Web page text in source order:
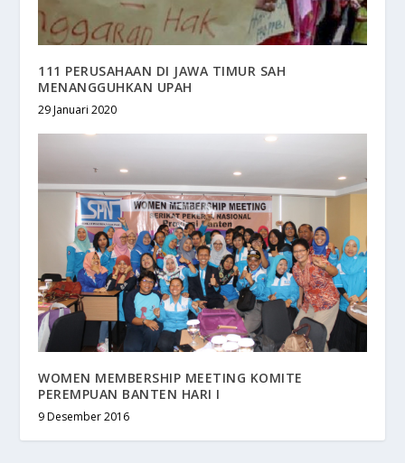
111 PERUSAHAAN DI JAWA TIMUR SAH
MENANGGUHKAN UPAH
29 Januari 2020
WOMEN MEMBERSHIP MEETING KOMITE
PEREMPUAN BANTEN HARI I
9 Desember 2016